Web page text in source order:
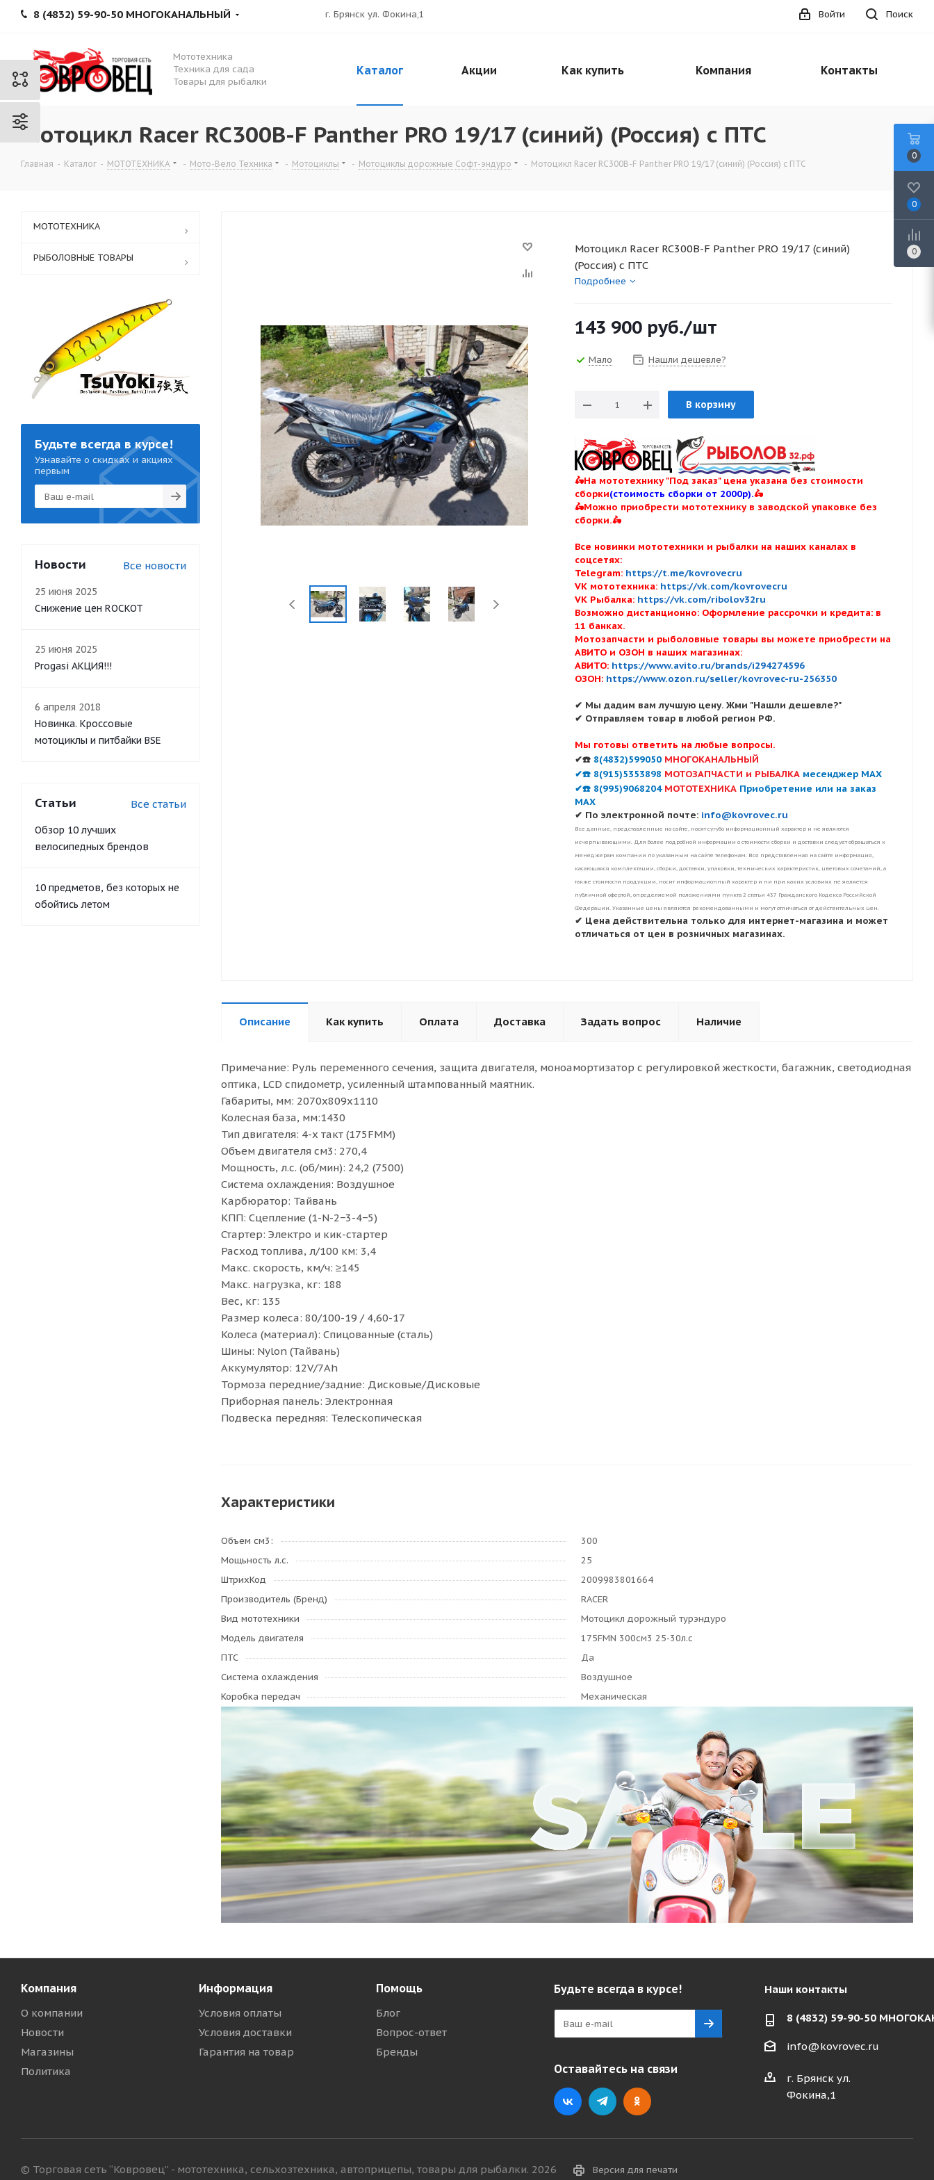
8 (4832) 59-90-50 МНОГОКАНАЛЬНЫЙ г. Брянск ул. Фокина,1 Поиск
Войти
Мототехника
Техника для сада
Товары для рыбалки
Каталог Акции Как купить Компания Контакты
Мотоцикл Racer RC300B-F Panther PRO 19/17 (синий) (Россия) с ПТС
Главная - Каталог - МОТОТЕХНИКА - Мото-Вело Техника - Мотоциклы - Мотоциклы дорожные Софт-эндуро - Мотоцикл Racer RC300B-F Panther PRO 19/17 (синий) (Россия) с ПТС
Мотоцикл Racer RC300B-F Panther PRO 19/17 (синий)
(Россия) с ПТС
Подробнее
143 900 руб./шт
Мало Нашли дешевле?
В корзину
🛵На мототехнику "Под заказ" цена указана без стоимости
сборки(стоимость сборки от 2000р).🛵
🛵Можно приобрести мототехнику в заводской упаковке без
сборки.🛵
Все новинки мототехники и рыбалки на наших каналах в
соцсетях:
Telegram: https://t.me/kovrovecru
VK мототехника: https://vk.com/kovrovecru
VK Рыбалка: https://vk.com/ribolov32ru
Возможно дистанционно: Оформление рассрочки и кредита: в
11 банках.
Мотозапчасти и рыболовные товары вы можете приобрести на
АВИТО и ОЗОН в наших магазинах:
АВИТО: https://www.avito.ru/brands/i294274596
ОЗОН: https://www.ozon.ru/seller/kovrovec-ru-256350
✔ Мы дадим вам лучшую цену. Жми "Нашли дешевле?"
✔ Отправляем товар в любой регион РФ.
Мы готовы ответить на любые вопросы.
✔☎️ 8(4832)599050 МНОГОКАНАЛЬНЫЙ
✔☎️ 8(915)5353898 МОТОЗАПЧАСТИ и РЫБАЛКА месенджер MAX
✔☎️ 8(995)9068204 МОТОТЕХНИКА Приобретение или на заказ
MAX
✔ По электронной почте: info@kovrovec.ru
Все данные, представленные на сайте, носят сугубо информационный характер и не являются
исчерпывающими. Для более подробной информации о стоимости сборки и доставки следует обращаться к
менеджерам компании по указанным на сайте телефонам. Вся представленная на сайте информация,
касающаяся комплектации, сборки, доставки, упаковки, технических характеристик, цветовых сочетаний, а
также стоимости продукции, носит информационный характер и ни при каких условиях не является
публичной офертой, определяемой положениями пункта 2 статьи 437 Гражданского Кодекса Российской
Федерации. Указанные цены являются рекомендованными и могут отличаться от действительных цен.
✔ Цена действительна только для интернет-магазина и может
отличаться от цен в розничных магазинах.
Описание Как купить Оплата Доставка Задать вопрос Наличие
Примечание: Руль переменного сечения, защита двигателя, моноамортизатор с регулировкой жесткости, багажник, светодиодная
оптика, LCD спидометр, усиленный штампованный маятник.
Габариты, мм: 2070х809х1110
Колесная база, мм:1430
Тип двигателя: 4-х такт (175FMM)
Объем двигателя см3: 270,4
Мощность, л.с. (об/мин): 24,2 (7500)
Система охлаждения: Воздушное
Карбюратор: Тайвань
КПП: Сцепление (1-N-2−3-4−5)
Стартер: Электро и кик-стартер
Расход топлива, л/100 км: 3,4
Макс. скорость, км/ч: ≥145
Макс. нагрузка, кг: 188
Вес, кг: 135
Размер колеса: 80/100-19 / 4,60-17
Колеса (материал): Cпицованные (сталь)
Шины: Nylon (Тайвань)
Аккумулятор: 12V/7Ah
Тормоза передние/задние: Дисковые/Дисковые
Приборная панель: Электронная
Подвеска передняя: Телескопическая
Характеристики
Объем см3:
300
Мощьность л.с.
25
ШтрихКод
2009983801664
Производитель (Бренд)
RACER
Вид мототехники
Мотоцикл дорожный турэндуро
Модель двигателя
175FMN 300см3 25-30л.с
ПТС
Да
Система охлаждения
Воздушное
Коробка передач
Механическая
МОТОТЕХНИКА
РЫБОЛОВНЫЕ ТОВАРЫ
Будьте всегда в курсе!
Узнавайте о скидках и акциях
первым
Новости Все новости
25 июня 2025
Снижение цен ROCKOT
25 июня 2025
Progasi АКЦИЯ!!!
6 апреля 2018
Новинка. Кроссовые
мотоциклы и питбайки BSE
Статьи Все статьи
Обзор 10 лучших
велосипедных брендов
10 предметов, без которых не
обойтись летом
Компания
О компании
Новости
Магазины
Политика
Информация
Условия оплаты
Условия доставки
Гарантия на товар
Помощь
Блог
Вопрос-ответ
Бренды
Будьте всегда в курсе!
Оставайтесь на связи
Наши контакты
8 (4832) 59-90-50
info@kovrovec.ru
г. Брянск ул.
Фокина,1
© Торговая сеть “Ковровец” - мототехника, сельхозтехника, автоприцепы, товары для рыбалки. 2026 Версия для печати
0
0
0